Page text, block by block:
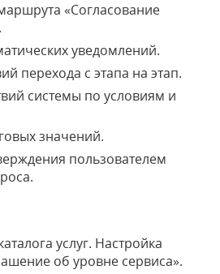
«Согласование
уведомлений.
перехода с этапа на этап.
системы по условиям и
значений.
пользователем
услуг. Настройка
об уровне сервиса».